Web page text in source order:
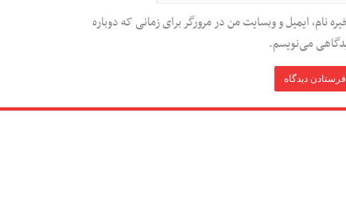
نام، ایمیل و وبسایت من در مرورگر برای زمانی که دوباره
می‌نویسم.